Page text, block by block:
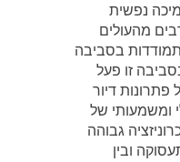
נפשית
מהעולים
בסביבה
זו פעל
דיור
ומשמעותי של
גבוהה
ובין